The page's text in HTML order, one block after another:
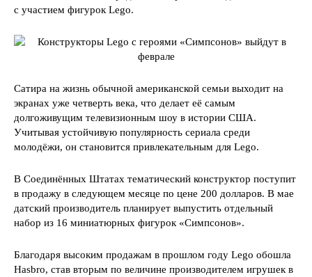
с участием фигурок Lego.
Сатира на жизнь обычной американской семьи выходит на
экранах уже четверть века, что делает её самым
долгоживущим телевизионным шоу в истории США.
Учитывая устойчивую популярность сериала среди
молодёжи, он становится привлекательным для Lego.
В Соединённых Штатах тематический конструктор поступит
в продажу в следующем месяце по цене 200 долларов. В мае
датский производитель планирует выпустить отдельный
набор из 16 миниатюрных фигурок «Симпсонов».
Благодаря высоким продажам в прошлом году Lego обошла
Hasbro, став вторым по величине производителем игрушек в